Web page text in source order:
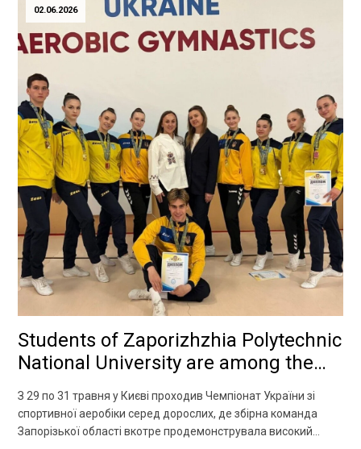
аналіз та наука про дані» — […]
02.06.2026
Students of Zaporizhzhia Polytechnic
National University are among the
Championship!
З 29 по 31 травня у Києві проходив Чемпіонат України зі
спортивної аеробіки серед дорослих, де збірна команда
Запорізької області вкотре продемонструвала високий